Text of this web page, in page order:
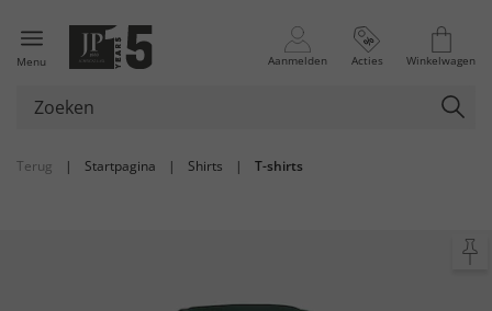
Menu Aanmelden Acties Winkelwagen
Terug | Startpagina | Shirts | T-shirts